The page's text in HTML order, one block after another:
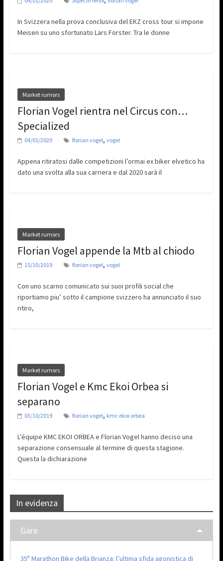
In Svizzera nella prova conclusiva del EKZ cross tour si impone
Meisen su uno sfortunato Lars Forster. Tra le donne
Market rumors
Florian Vogel rientra nel Circus con…
Specialized
04/01/2020 florian vogel, vogel
Appena ritiratosi dalle competizioni l’ormai ex biker elvetico ha
dato una svolta alla sua carriera e dal 2020 sarà il
Market rumors
Florian Vogel appende la Mtb al chiodo
15/10/2019 florian vogel, vogel
Con uno scarno comunicato sui suoi profili social che
riportiamo piu’ sotto il campione svizzero ha annunciato il suo
ritiro,
Market rumors
Florian Vogel e Kmc Ekoi Orbea si
separano
03/10/2019 florian vogel, kmc ekoi orbea
L’équipe KMC EKOI ORBEA e Florian Vogel hanno deciso una
separazione consensuale al termine di questa stagione.
Questa la dichiarazione
In evidenza
Gare
35ª Marathon Bike della Brianza: l’ultima sfida agonistica di